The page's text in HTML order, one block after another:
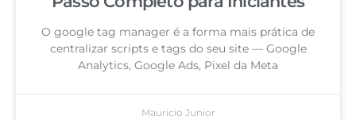
O google tag manager é a forma mais prática de
centralizar scripts e tags do seu site — Google
Analytics, Google Ads, Pixel da Meta
Mauricio Junior